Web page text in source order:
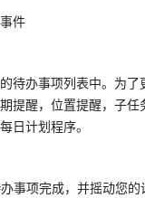
件
待办事项列表中。为了
提醒，位置提醒，子任
日计划程序。
事项完成，并摇动您的